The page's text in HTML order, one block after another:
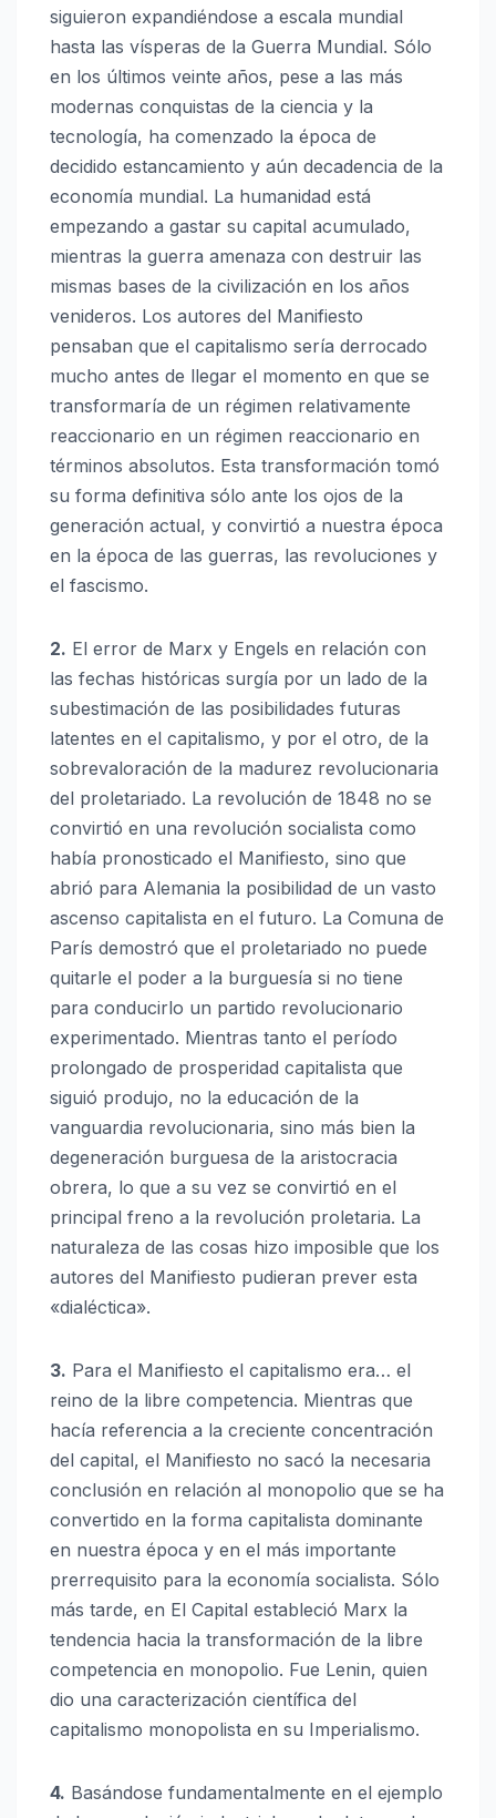
siguieron expandiéndose a escala mundial
hasta las vísperas de la Guerra Mundial. Sólo
en los últimos veinte años, pese a las más
modernas conquistas de la ciencia y la
tecnología, ha comenzado la época de
decidido estancamiento y aún decadencia de la
economía mundial. La humanidad está
empezando a gastar su capital acumulado,
mientras la guerra amenaza con destruir las
mismas bases de la civilización en los años
venideros. Los autores del Manifiesto
pensaban que el capitalismo sería derrocado
mucho antes de llegar el momento en que se
transformaría de un régimen relativamente
reaccionario en un régimen reaccionario en
términos absolutos. Esta transformación tomó
su forma definitiva sólo ante los ojos de la
generación actual, y convirtió a nuestra época
en la época de las guerras, las revoluciones y
el fascismo.
2. El error de Marx y Engels en relación con
las fechas históricas surgía por un lado de la
subestimación de las posibilidades futuras
latentes en el capitalismo, y por el otro, de la
sobrevaloración de la madurez revolucionaria
del proletariado. La revolución de 1848 no se
convirtió en una revolución socialista como
había pronosticado el Manifiesto, sino que
abrió para Alemania la posibilidad de un vasto
ascenso capitalista en el futuro. La Comuna de
París demostró que el proletariado no puede
quitarle el poder a la burguesía si no tiene
para conducirlo un partido revolucionario
experimentado. Mientras tanto el período
prolongado de prosperidad capitalista que
siguió produjo, no la educación de la
vanguardia revolucionaria, sino más bien la
degeneración burguesa de la aristocracia
obrera, lo que a su vez se convirtió en el
principal freno a la revolución proletaria. La
naturaleza de las cosas hizo imposible que los
autores del Manifiesto pudieran prever esta
«dialéctica».
3. Para el Manifiesto el capitalismo era… el
reino de la libre competencia. Mientras que
hacía referencia a la creciente concentración
del capital, el Manifiesto no sacó la necesaria
conclusión en relación al monopolio que se ha
convertido en la forma capitalista dominante
en nuestra época y en el más importante
prerrequisito para la economía socialista. Sólo
más tarde, en El Capital estableció Marx la
tendencia hacia la transformación de la libre
competencia en monopolio. Fue Lenin, quien
dio una caracterización científica del
capitalismo monopolista en su Imperialismo.
4. Basándose fundamentalmente en el ejemplo